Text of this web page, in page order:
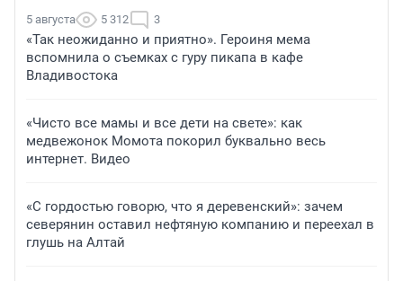
5 августа 5 312 3
«Так неожиданно и приятно». Героиня мема
вспомнила о съемках с гуру пикапа в кафе
Владивостока
«Чисто все мамы и все дети на свете»: как
медвежонок Момота покорил буквально весь
интернет. Видео
«С гордостью говорю, что я деревенский»: зачем
северянин оставил нефтяную компанию и переехал в
глушь на Алтай